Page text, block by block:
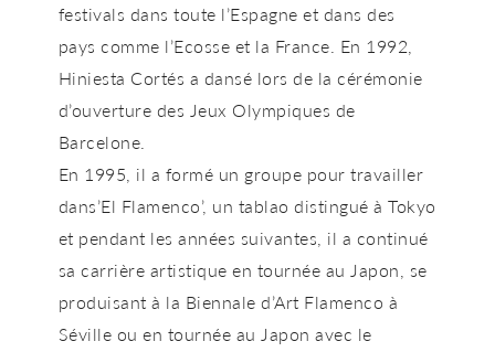
festivals dans toute l’Espagne et dans des
pays comme l’Ecosse et la France. En 1992,
Hiniesta Cortés a dansé lors de la cérémonie
d’ouverture des Jeux Olympiques de
Barcelone.
En 1995, il a formé un groupe pour travailler
dans’El Flamenco’, un tablao distingué à Tokyo
et pendant les années suivantes, il a continué
sa carrière artistique en tournée au Japon, se
produisant à la Biennale d’Art Flamenco à
Séville ou en tournée au Japon avec le